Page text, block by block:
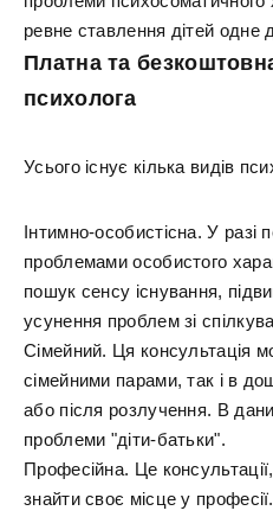
ревне ставлення дітей одне
Платна та
психолога
Усього існує кілька видів
Інтимно-особистісна. У разі
проблемами особистого
пошук сенсу існування,
усунення проблем зі
Сімейний. Ця консультація
сімейними парами, так і в
або після розлучення. В
проблеми "діти-батьки".
Професійна. Це
знайти своє місце у професії.